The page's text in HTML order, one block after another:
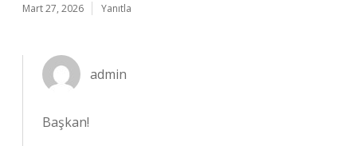
Mart 27, 2026 Yanıtla
admin
Başkan!